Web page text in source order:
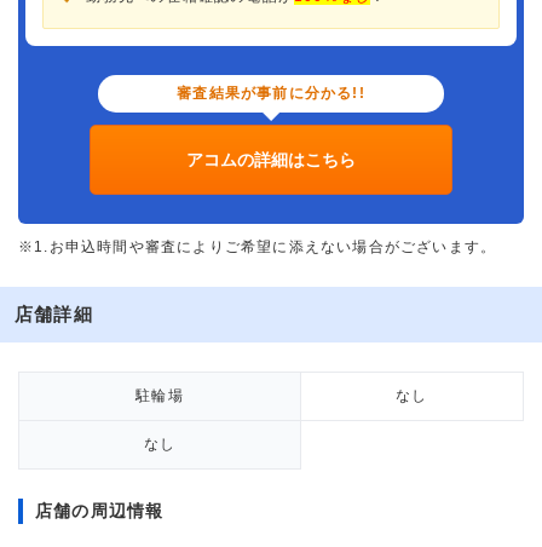
審査結果が事前に分かる!!
アコムの詳細はこちら
※1.お申込時間や審査によりご希望に添えない場合がございます。
店舗詳細
駐輪場 なし
なし
店舗の周辺情報